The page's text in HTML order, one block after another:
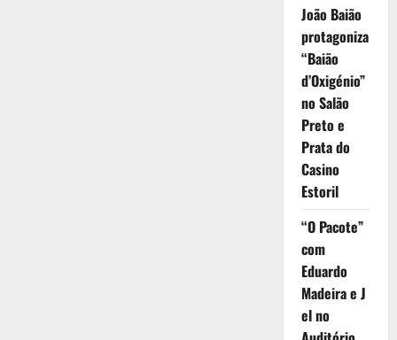
João Baião
protagoniza
“Baião
d’Oxigénio”
no Salão
Preto e
Prata do
Casino
Estoril
“O Pacote”
com
Eduardo
Madeira e J
el no